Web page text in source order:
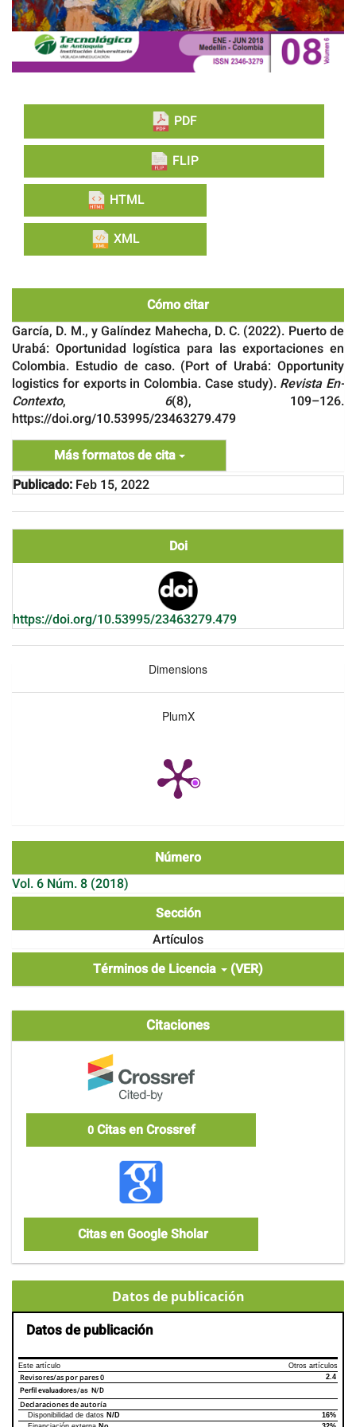
PDF
FLIP
HTML
XML
Cómo citar
García, D. M., y Galíndez Mahecha, D. C. (2022). Puerto de
Urabá: Oportunidad logística para las exportaciones en
Colombia. Estudio de caso. (Port of Urabá: Opportunity
logistics for exports in Colombia. Case study). Revista En-
Contexto, 6(8), 109–126.
https://doi.org/10.53995/23463279.479
Más formatos de cita
Publicado: Feb 15, 2022
Doi
https://doi.org/10.53995/23463279.479
Dimensions
PlumX
Número
Vol. 6 Núm. 8 (2018)
Sección
Artículos
Términos de Licencia
(VER)
Citaciones
0Citas en Crossref
Citas en Google Sholar
Datos de publicación
Datos de publicación
Este artículo Otros artículos
Revisores/as por pares0 2.4
Perfil evaluadores/as N/D
Declaraciones de autoría
Declaraciones de autoríaEste artículo
Disponibilidad de datos N/D
16%